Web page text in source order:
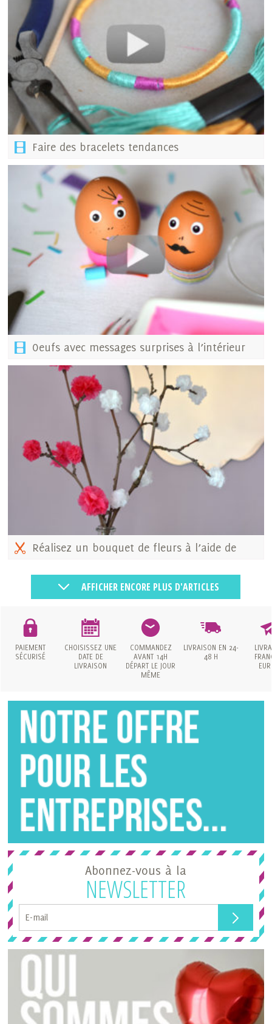
Faire des bracelets tendances
Oeufs avec messages surprises à l’intérieur
Réalisez un bouquet de fleurs à l’aide de
AFFICHER ENCORE PLUS D'ARTICLES
PAIEMENT
SÉCURISÉ
CHOISISSEZ UNE
DATE DE
LIVRAISON
COMMANDEZ
AVANT 14H
DÉPART LE JOUR
MÊME
LIVRAISON EN 24-
48 H
Abonnez-vous à la
NEWSLETTER